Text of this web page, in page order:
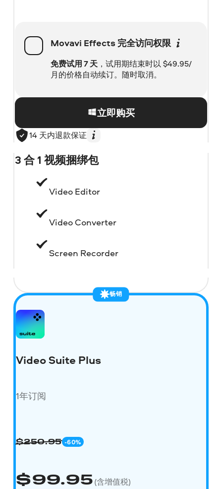
Movavi Effects 完全访问权限
免费试用 7 天，试用期结束时以$49.95/
月的价格自动续订。随时取消。
立即购买
14 天内退款保证
3 合 1 视频捆绑包
Video Editor
Video Converter
Screen Recorder
畅销
Video Suite Plus
1年订阅
$250.95 -60%
$99.95(含增值税)